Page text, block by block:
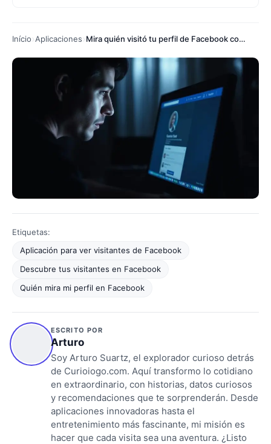
Início Aplicaciones Mira quién visitó tu perfil de Facebook con esta aplicación
Etiquetas:
Aplicación para ver visitantes de Facebook
Descubre tus visitantes en Facebook
Quién mira mi perfil en Facebook
ESCRITO POR
Arturo
Soy Arturo Suartz, el explorador curioso detrás
de Curioiogo.com. Aquí transformo lo cotidiano
en extraordinario, con historias, datos curiosos
y recomendaciones que te sorprenderán. Desde
aplicaciones innovadoras hasta el
entretenimiento más fascinante, mi misión es
hacer que cada visita sea una aventura. ¿Listo